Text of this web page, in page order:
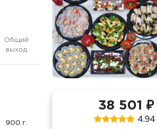
Общий
выход
900 г.
38 501 ₽
4.94